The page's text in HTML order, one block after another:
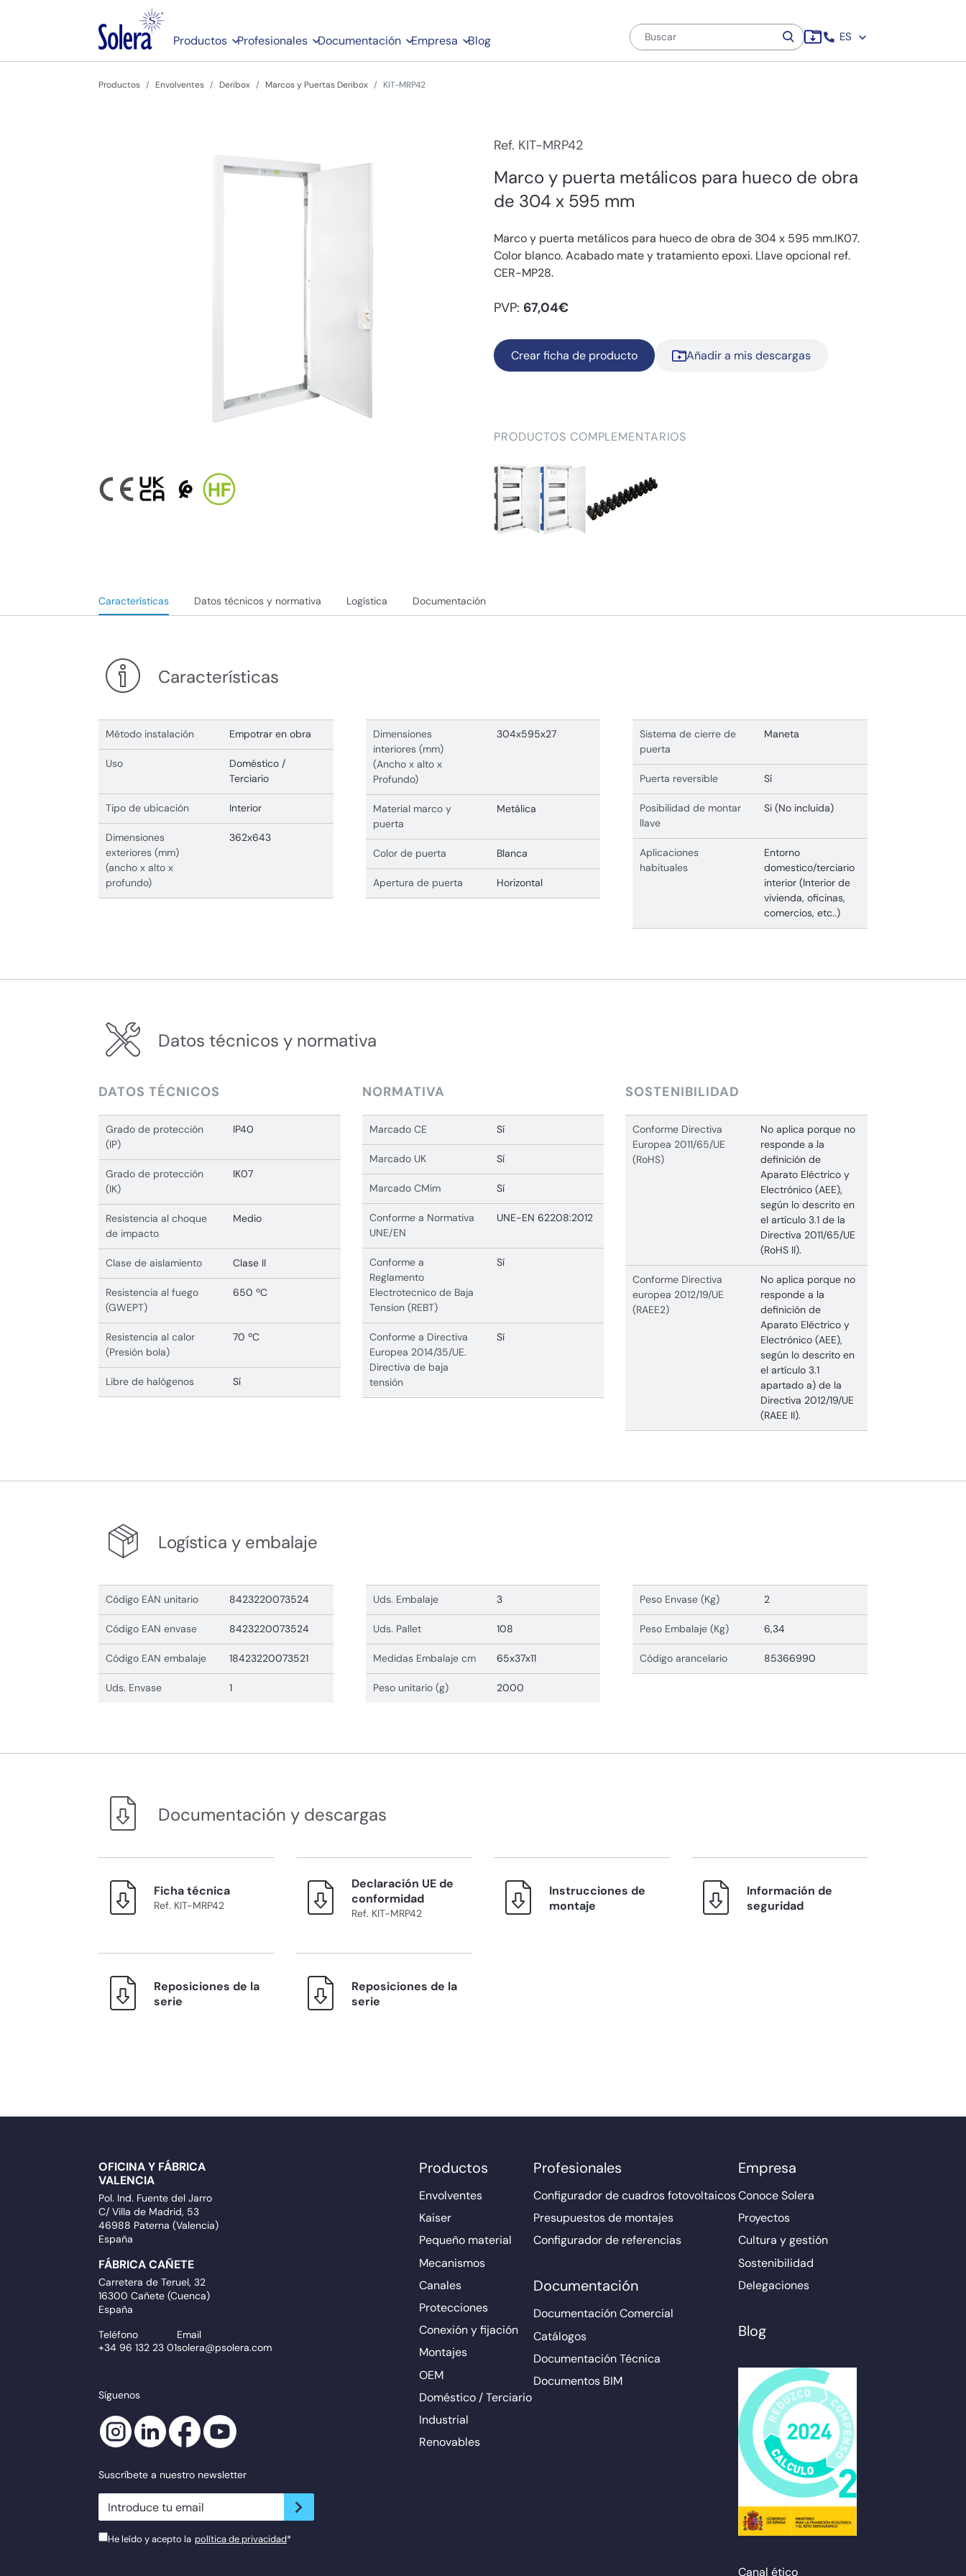
Productos Profesionales Documentación Empresa Blog ES
Productos Envolventes Deribox Marcos y Puertas Deribox KIT-MRP42
Ref. KIT-MRP42
Marco y puerta metálicos para hueco de obra
de 304 x 595 mm
Marco y puerta metálicos para hueco de obra de 304 x 595 mm.IK07.
Color blanco. Acabado mate y tratamiento epoxi. Llave opcional ref.
CER-MP28.
PVP: 67,04€
Crear ficha de producto Añadir a mis descargas
PRODUCTOS COMPLEMENTARIOS
Características Datos técnicos y normativa Logística Documentación
Características
Método instalación Empotrar en obra
Uso
Doméstico /
Terciario
Tipo de ubicación Interior
Dimensiones
exteriores (mm)
(ancho x alto x
profundo)
362x643
Dimensiones
interiores (mm)
(Ancho x alto x
Profundo)
304x595x27
Material marco y
puerta
Metálica
Color de puerta Blanca
Apertura de puerta Horizontal
Sistema de cierre de
puerta
Maneta
Puerta reversible Sí
Posibilidad de montar
llave
Si (No incluida)
Aplicaciones
habituales
Entorno
domestico/terciario
interior (Interior de
vivienda, oficinas,
comercios, etc..)
Datos técnicos y normativa
DATOS TÉCNICOS
Grado de protección
(IP)
IP40
Grado de protección
(IK)
IK07
Resistencia al choque
de impacto
Medio
Clase de aislamiento Clase II
Resistencia al fuego
(GWEPT)
650 ºC
Resistencia al calor
(Presión bola)
70 ºC
Libre de halógenos Sí
NORMATIVA
Marcado CE Sí
Marcado UK Sí
Marcado CMim Sí
Conforme a Normativa
UNE/EN
UNE-EN 62208:2012
Conforme a
Reglamento
Electrotecnico de Baja
Tension (REBT)
Sí
Conforme a Directiva
Europea 2014/35/UE.
Directiva de baja
tensión
Sí
SOSTENIBILIDAD
Conforme Directiva
Europea 2011/65/UE
(RoHS)
No aplica porque no
responde a la
definición de
Aparato Eléctrico y
Electrónico (AEE),
según lo descrito en
el artículo 3.1 de la
Directiva 2011/65/UE
(RoHS II).
Conforme Directiva
europea 2012/19/UE
(RAEE2)
No aplica porque no
responde a la
definición de
Aparato Eléctrico y
Electrónico (AEE),
según lo descrito en
el artículo 3.1
apartado a) de la
Directiva 2012/19/UE
(RAEE II).
Logística y embalaje
Código EAN unitario 8423220073524
Código EAN envase 8423220073524
Código EAN embalaje 18423220073521
Uds. Envase 1
Uds. Embalaje 3
Uds. Pallet 108
Medidas Embalaje cm 65x37x11
Peso unitario (g) 2000
Peso Envase (Kg) 2
Peso Embalaje (Kg) 6,34
Código arancelario 85366990
Documentación y descargas
Ficha técnica
Ref. KIT-MRP42
Declaración UE de
conformidad
Ref. KIT-MRP42
Instrucciones de
montaje
Información de
seguridad
Reposiciones de la
serie
Reposiciones de la
serie
OFICINA Y FÁBRICA
VALENCIA
Pol. Ind. Fuente del Jarro
C/ Villa de Madrid, 53
46988 Paterna (Valencia)
España
FÁBRICA CAÑETE
Carretera de Teruel, 32
16300 Cañete (Cuenca)
España
Teléfono
+34 96 132 23 01
Email
solera@psolera.com
Síguenos
Suscríbete a nuestro newsletter
newsletter.suscribe
He leído y acepto la política de privacidad*
Productos
Envolventes
Kaiser
Pequeño material
Mecanismos
Canales
Protecciones
Conexión y fijación
Montajes
OEM
Doméstico / Terciario
Industrial
Renovables
Profesionales
Configurador de cuadros fotovoltaicos
Presupuestos de montajes
Configurador de referencias
Documentación
Documentación Comercial
Catálogos
Documentación Técnica
Documentos BIM
Empresa
Conoce Solera
Proyectos
Cultura y gestión
Sostenibilidad
Delegaciones
Blog
Canal ético